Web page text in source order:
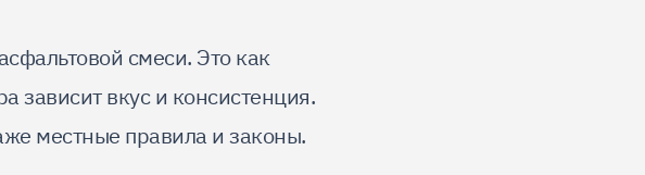
смеси. Это как
зависит вкус и консистенция.
местные правила и законы.